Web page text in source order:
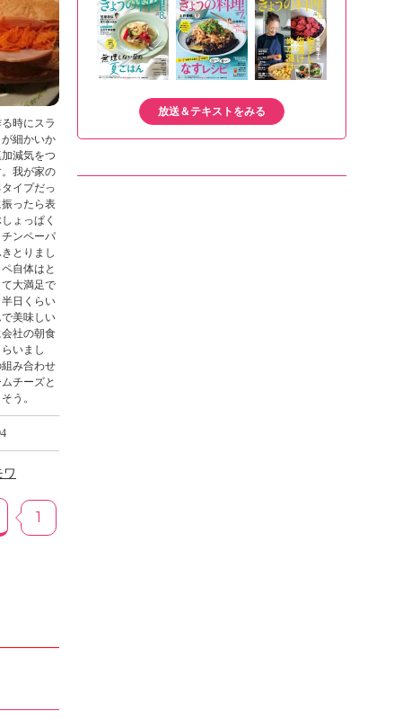
時にスラ
細かいか
減気をつ
我が家の
イプだっ
ったら表
ょっぱく
ンペーパ
とりまし
自体はと
大満足で
日くらい
美味しい
社の朝食
いまし
み合わせ
チーズと
う。
ワ
1
放送＆テキストをみる